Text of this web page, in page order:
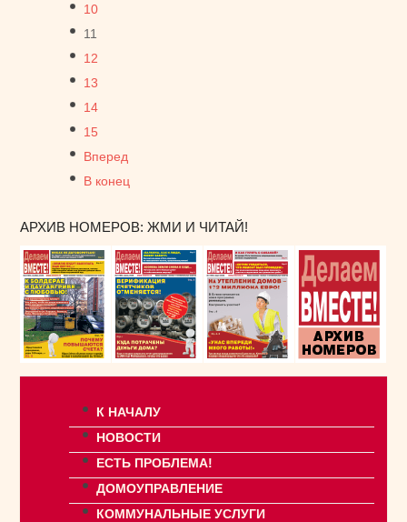
10
11
12
13
14
15
Вперед
В конец
АРХИВ НОМЕРОВ: ЖМИ И ЧИТАЙ!
К НАЧАЛУ
НОВОСТИ
ЕСТЬ ПРОБЛЕМА!
ДОМОУПРАВЛЕНИЕ
КОММУНАЛЬНЫЕ УСЛУГИ